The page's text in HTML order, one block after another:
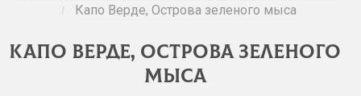
/ Капо Верде, Острова зеленого мыса
Капо Верде, Острова зеленого
мыса